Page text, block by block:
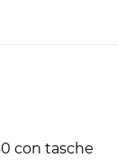
con tasche